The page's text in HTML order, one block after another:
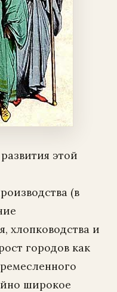
этой
(в
хлопководства и
городов как
широкое